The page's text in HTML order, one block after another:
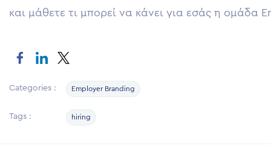
και μάθετε τι μπορεί να κάνει για εσάς η ομάδα
Categories : Employer Branding
Tags : hiring